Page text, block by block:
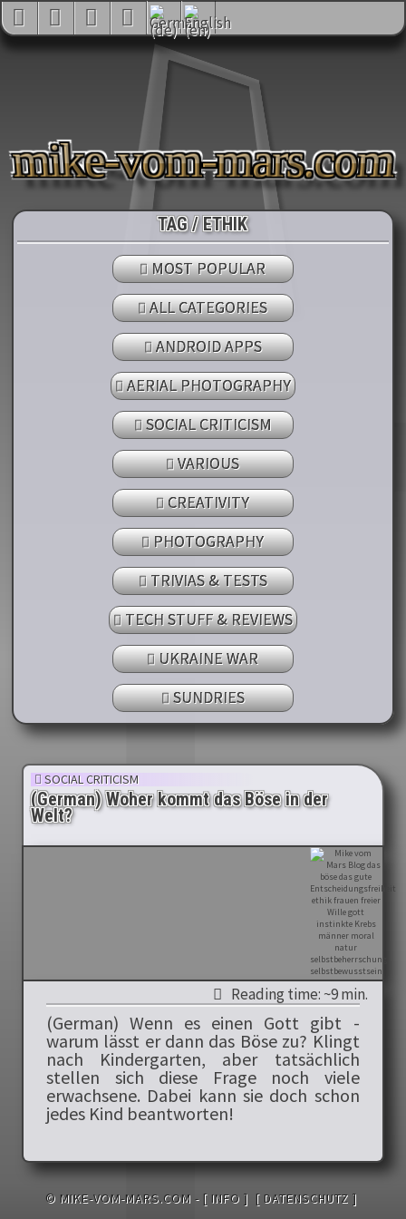
mike-vom-mars.com
TAG / ETHIK
MOST POPULAR
ALL CATEGORIES
ANDROID APPS
AERIAL PHOTOGRAPHY
SOCIAL CRITICISM
VARIOUS
CREATIVITY
PHOTOGRAPHY
TRIVIAS & TESTS
TECH STUFF & REVIEWS
UKRAINE WAR
SUNDRIES
SOCIAL CRITICISM
(German) Woher kommt das Böse in der
Welt?
Reading time: ~9 min.
(German) Wenn es einen Gott gibt -
warum lässt er dann das Böse zu? Klingt
nach Kindergarten, aber tatsächlich
stellen sich diese Frage noch viele
erwachsene. Dabei kann sie doch schon
jedes Kind beantworten!
© MIKE-VOM-MARS.COM - [ INFO ] [ DATENSCHUTZ ]